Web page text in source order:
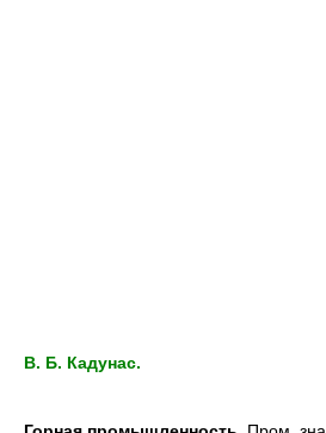
B. Б. Кадунас.